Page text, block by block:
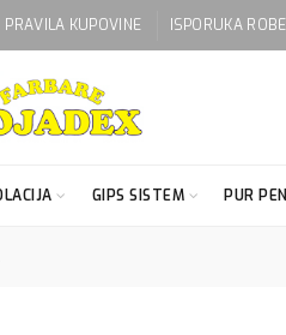
PRAVILA KUPOVINE ISPORUKA ROBE
GIPS SISTEM PUR